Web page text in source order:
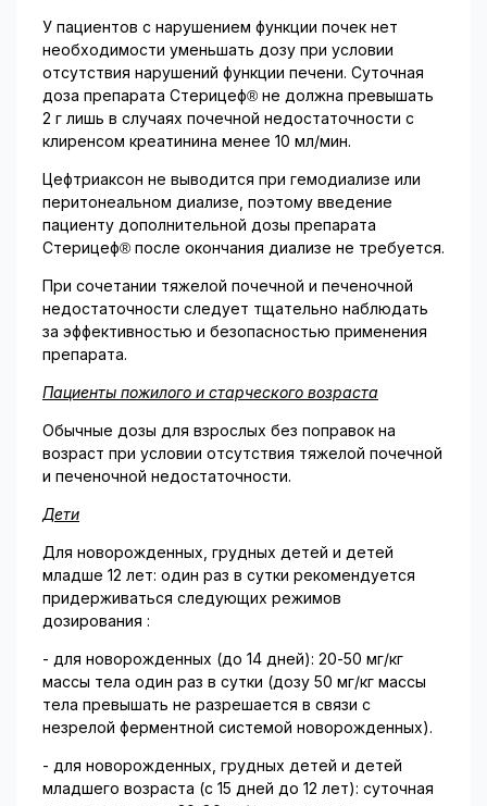
У пациентов с нарушением функции почек нет
необходимости уменьшать дозу при условии
отсутствия нарушений функции печени. Суточная
доза препарата Стерицеф® не должна превышать
2 г лишь в случаях почечной недостаточности с
клиренсом креатинина менее 10 мл/мин.
Цефтриаксон не выводится при гемодиализе или
перитонеальном диализе, поэтому введение
пациенту дополнительной дозы препарата
Стерицеф® после окончания диализе не требуется.
При сочетании тяжелой почечной и печеночной
недостаточности следует тщательно наблюдать
за эффективностью и безопасностью применения
препарата.
Пациенты пожилого и старческого возраста
Обычные дозы для взрослых без поправок на
возраст при условии отсутствия тяжелой почечной
и печеночной недостаточности.
Дети
Для новорожденных, грудных детей и детей
младше 12 лет: один раз в сутки рекомендуется
придерживаться следующих режимов
дозирования :
- для новорожденных (до 14 дней): 20-50 мг/кг
массы тела один раз в сутки (дозу 50 мг/кг массы
тела превышать не разрешается в связи с
незрелой ферментной системой новорожденных).
- для новорожденных, грудных детей и детей
младшего возраста (с 15 дней до 12 лет): суточная